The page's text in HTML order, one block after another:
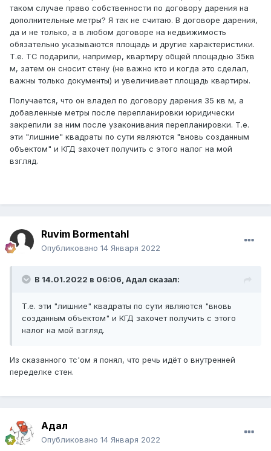
таком случае право собственности по договору дарения на
дополнительные метры? Я так не считаю. В договоре дарения,
да и не только, а в любом договоре на недвижимость
обязательно указываются площадь и другие характеристики.
Т.е. ТС подарили, например, квартиру общей площадью 35кв
м, затем он сносит стену (не важно кто и когда это сделал,
важны только документы) и увеличивает площадь квартиры.
Получается, что он владел по договору дарения 35 кв м, а
добавленные метры после перепланировки юридически
закрепили за ним после узаконивания перепланировки. Т.е.
эти "лишние" квадраты по сути являются "вновь созданным
объектом" и КГД захочет получить с этого налог на мой
взгляд.
Ruvim Bormentahl
Опубликовано 14 Января 2022
В 14.01.2022 в 06:06, Адал сказал:
Т.е. эти "лишние" квадраты по сути являются "вновь
созданным объектом" и КГД захочет получить с этого
налог на мой взгляд.
Из сказанного тс'ом я понял, что речь идёт о внутренней
переделке стен.
Адал
Опубликовано 14 Января 2022